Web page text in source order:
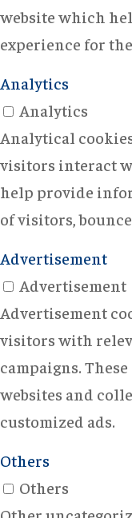
website which
experience for
Analytics
Analytics
Analytical
visitors interact
help provide
of visitors,
Advertisement
Advertisement
Advertisement
visitors with
campaigns.
websites and
customized ads.
Others
Others